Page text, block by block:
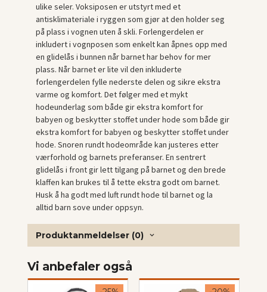
ulike seler. Voksiposen er utstyrt med et
antisklimateriale i ryggen som gjør at den holder seg
på plass i vognen uten å skli. Forlengerdelen er
inkludert i vognposen som enkelt kan åpnes opp med
en glidelås i bunnen når barnet har behov for mer
plass. Når barnet er lite vil den inkluderte
forlengerdelen fylle nederste delen og sikre ekstra
varme og komfort. Det følger med et mykt
hodeunderlag som både gir ekstra komfort for
babyen og beskytter stoffet under hode som både gir
ekstra komfort for babyen og beskytter stoffet under
hode. Snoren rundt hodeområde kan justeres etter
værforhold og barnets preferanser. En sentrert
glidelås i front gir lett tilgang på barnet og den brede
klaffen kan brukes til å tette ekstra godt om barnet.
Husk å ha godt med luft rundt hode til barnet og la
alltid barn sove under oppsyn.
Produktanmeldelser (0)
Vi anbefaler også